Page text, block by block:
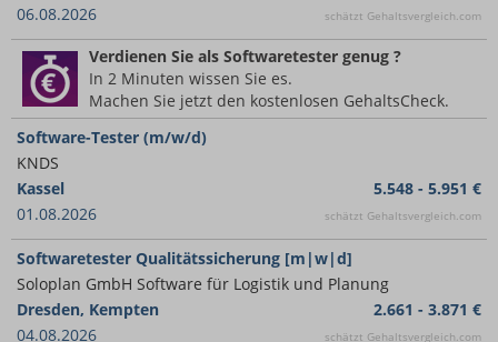
06.08.2026
schätzt Gehaltsvergleich.com
Verdienen Sie als Softwaretester genug ?
In 2 Minuten wissen Sie es.
Machen Sie jetzt den kostenlosen GehaltsCheck.
Software-Tester (m/w/d)
KNDS
Kassel
01.08.2026
5.548 - 5.951 €
schätzt Gehaltsvergleich.com
Softwaretester Qualitätssicherung [m|w|d]
Soloplan GmbH Software für Logistik und Planung
Dresden, Kempten
04.08.2026
2.661 - 3.871 €
schätzt Gehaltsvergleich.com